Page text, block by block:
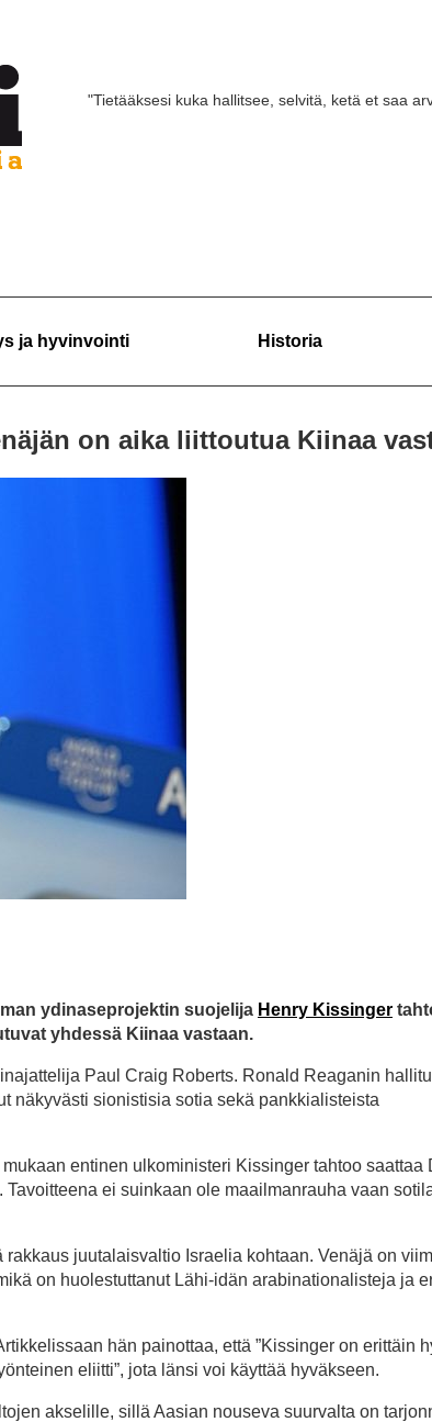
"Tietääksesi kuka hallitsee, selvitä, ketä et saa
ja hyvinvointi Historia
on aika liittoutua Kiinaa
ydinaseprojektin suojelija Henry Kissinger
yhdessä Kiinaa vastaan.
Paul Craig Roberts. Ronald Reaganin
näkyvästi sionistisia sotia sekä pankkialisteista
entinen ulkoministeri Kissinger tahtoo saattaa
ei suinkaan ole maailmanrauha vaan
rakkaus juutalaisvaltio Israelia kohtaan. Venäjä on
on huolestuttanut Lähi-idän arabinationalisteja ja
hän painottaa, että ”Kissinger on erittäin
eliitti”, jota länsi voi käyttää hyväkseen.
akselille, sillä Aasian nouseva suurvalta on